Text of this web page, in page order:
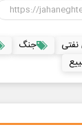
جنگ